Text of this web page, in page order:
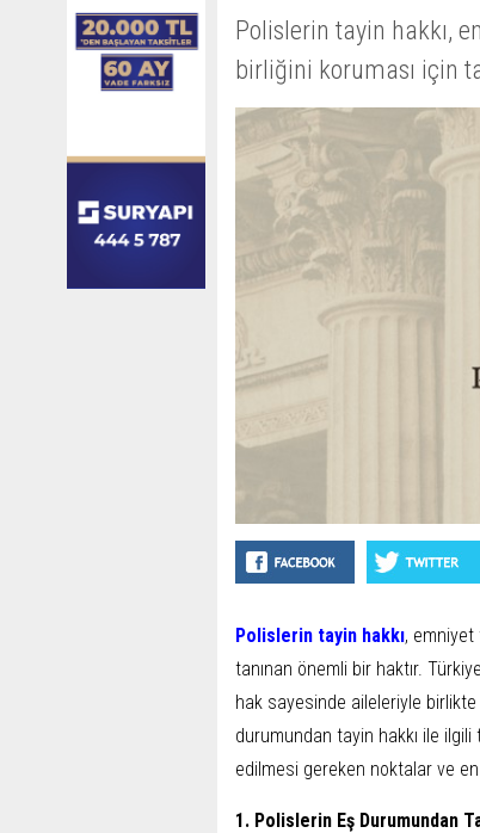
Polislerin tayin hakkı,
birliğini koruması için
Polislerin tayin hakkı, emniyet
tanınan önemli bir haktır.
hak sayesinde aileleriyle
durumundan tayin hakkı ile
edilmesi gereken noktalar ve
1. Polislerin Eş Durumundan